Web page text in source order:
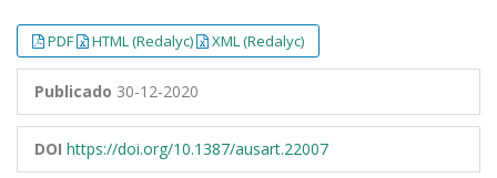
PDF HTML (Redalyc) XML (Redalyc)
Publicado 30-12-2020
DOI https://doi.org/10.1387/ausart.22007